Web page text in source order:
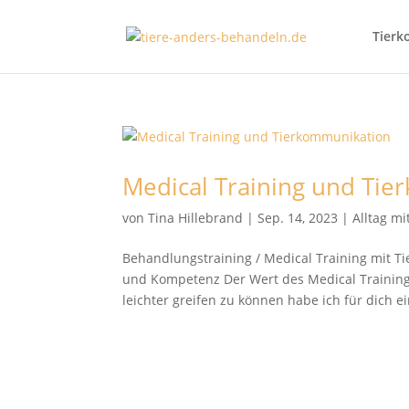
Medical Training und
vonTina Hillebrand |Sep. 14, 2023 |Alltag
Behandlungstraining / Medical Training mit
und Kompetenz Der Wert des Medical
leichter greifen zu können habe ich für dich